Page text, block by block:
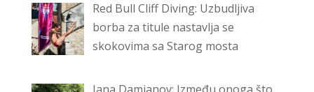
Red Bull Cliff Diving: Uzbudljiva
borba za titule nastavlja se
skokovima sa Starog mosta